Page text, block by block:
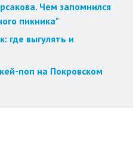
Чем запомнился
пикника"
где выгулять и
поп на Покровском